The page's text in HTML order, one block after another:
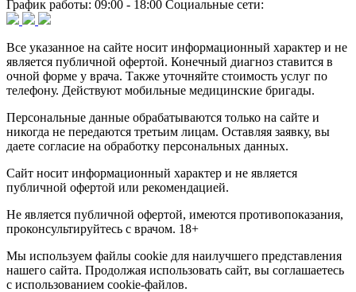
График работы: 09:00 - 18:00 Социальные сети:
Все указанное на сайте носит информационный характер и не
является публичной офертой. Конечный диагноз ставится в
очной форме у врача. Также уточняйте стоимость услуг по
телефону. Действуют мобильные медицинские бригады.
Персональные данные обрабатываются только на сайте и
никогда не передаются третьим лицам. Оставляя заявку, вы
даете согласие на обработку персональных данных.
Сайт носит информационный характер и не является
публичной офертой или рекомендацией.
Не является публичной офертой, имеются противопоказания,
проконсультируйтесь с врачом. 18+
Мы используем файлы cookie для наилучшего представления
нашего сайта. Продолжая использовать сайт, вы соглашаетесь
с использованием cookie-файлов.